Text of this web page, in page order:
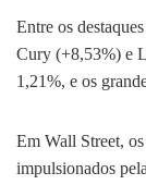
Entre os
Cury (+8,53%) e
1,21%, e os
Em Wall Street,
impulsionados